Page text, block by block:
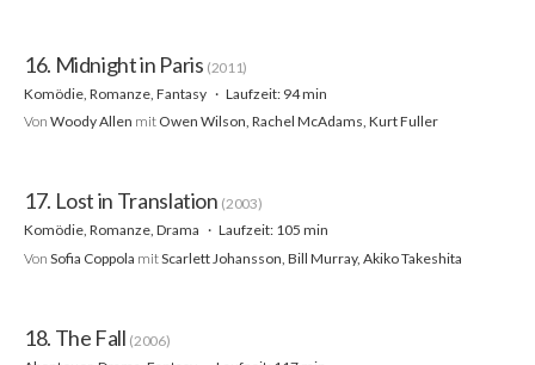
16. Midnight in Paris (2011)
Komödie, Romanze, Fantasy
Laufzeit: 94 min
Von Woody Allen mit Owen Wilson, Rachel McAdams, Kurt Fuller
17. Lost in Translation (2003)
Komödie, Romanze, Drama
Laufzeit: 105 min
Von Sofia Coppola mitScarlett Johansson, Bill Murray, Akiko Takeshita
18. The Fall (2006)